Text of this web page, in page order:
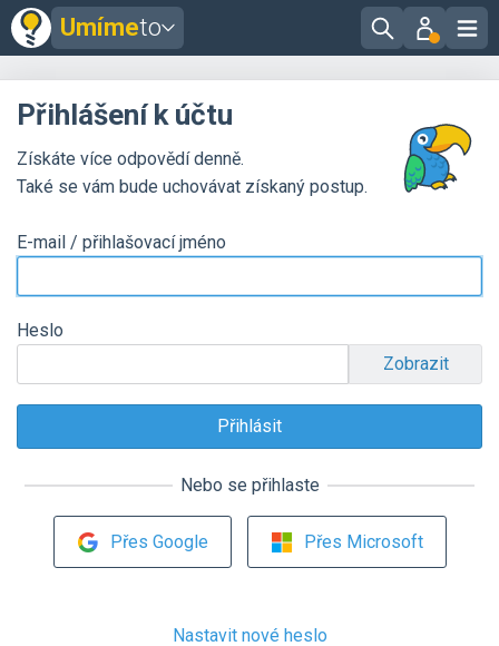
Umímeto
Přihlášení k účtu
Získáte více odpovědí denně.
Také se vám bude uchovávat získaný postup.
E-mail / přihlašovací jméno
Heslo
Zobrazit
Nebo se přihlaste
Přes Google Přes Microsoft
Nastavit nové heslo